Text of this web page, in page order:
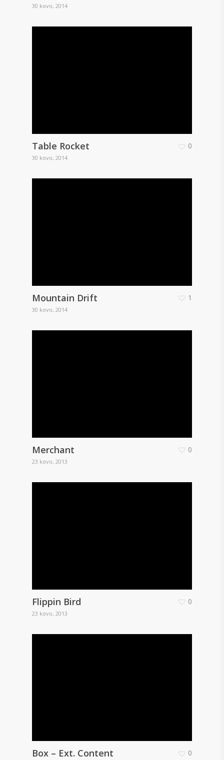
30 kovo, 2014
Table Rocket
30 kovo, 2014
0
Mountain Drift
30 kovo, 2014
1
Merchant
23 kovo, 2013
0
Flippin Bird
23 kovo, 2013
0
Box – Ext. Content 0